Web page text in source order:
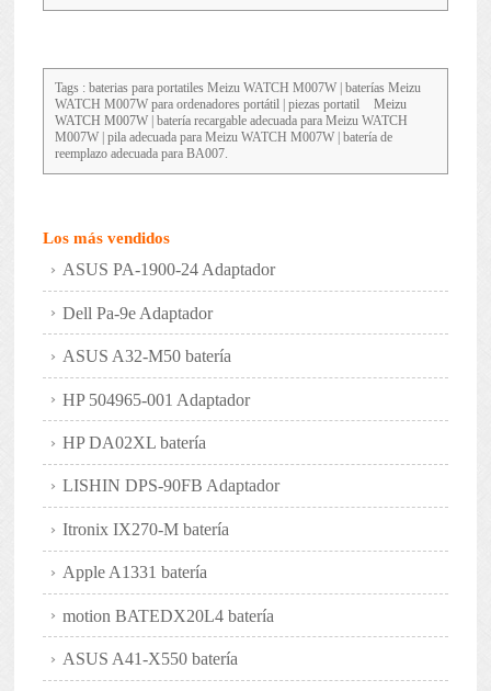
Tags : baterias para portatiles Meizu WATCH M007W| baterías Meizu
WATCH M007W para ordenadores portátil | piezas portatil
Meizu
WATCH M007W| batería recargable adecuada para Meizu WATCH
M007W | pila adecuada para Meizu WATCH M007W | batería de
reemplazo adecuada para BA007.
Los más vendidos
ASUS PA-1900-24 Adaptador
Dell Pa-9e Adaptador
ASUS A32-M50 batería
HP 504965-001 Adaptador
HP DA02XL batería
LISHIN DPS-90FB Adaptador
Itronix IX270-M batería
Apple A1331 batería
motion BATEDX20L4 batería
ASUS A41-X550 batería